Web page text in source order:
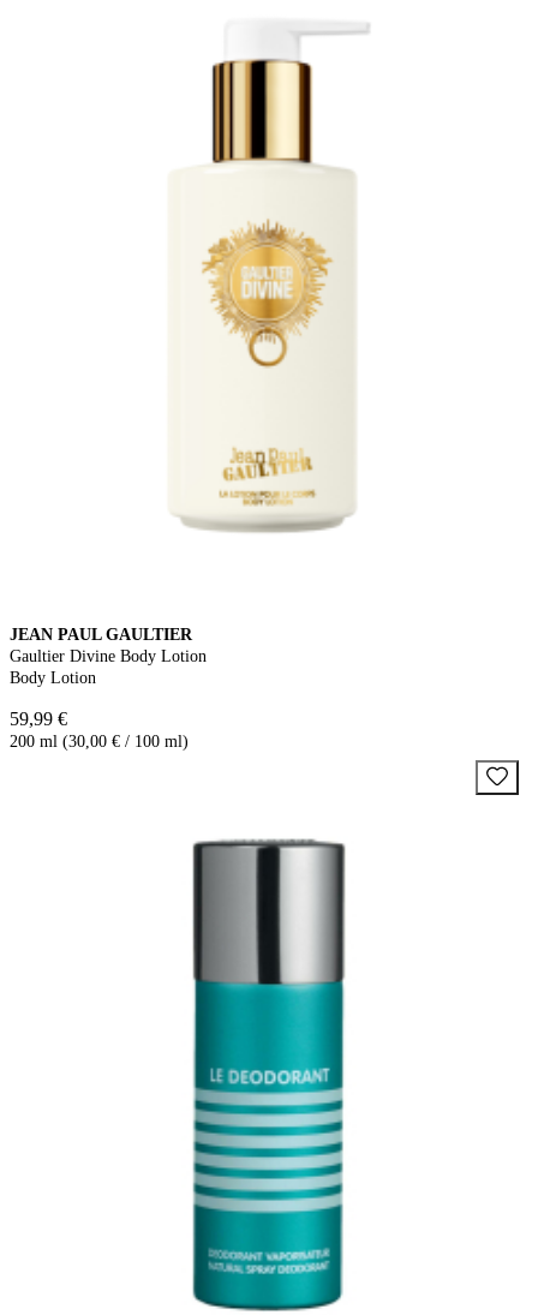
JEAN PAUL GAULTIER
Gaultier Divine Body Lotion
Body Lotion
59,99 €
200 ml (30,00 € / 100 ml)